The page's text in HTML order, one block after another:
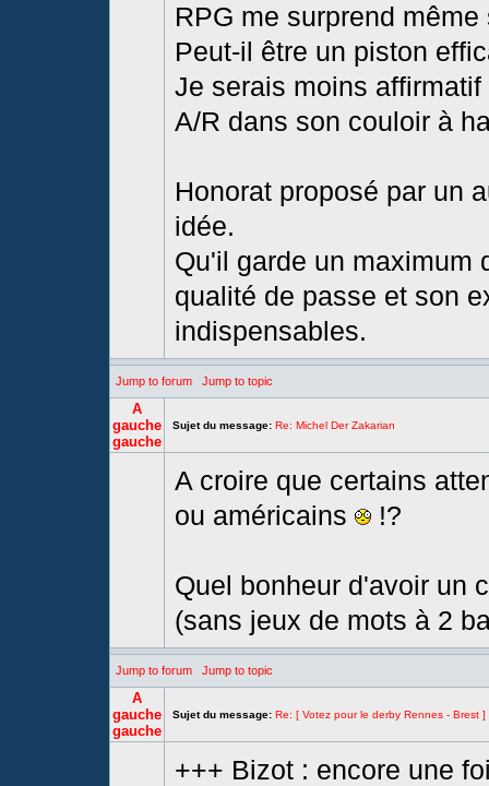
RPG me surprend
Peut-il être un piston
Je serais moins
A/R dans son couloir à
Honorat proposé par un
idée.
Qu'il garde un maximum
qualité de passe et son
indispensables.
Jump to forum Jump to topic
A
gauche
gauche
Sujet du message: Re: Michel Der Zakarian
A croire que certains
ou américains
!?
Quel bonheur d'avoir un
(sans jeux de mots à 2
Jump to forum Jump to topic
A
gauche
gauche
Sujet du message: Re: [ Votez pour le derby Rennes - Brest ]
+++ Bizot : encore une